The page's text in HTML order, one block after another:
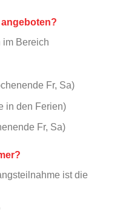
im Bereich
Fr, Sa)
in den Ferien)
Fr, Sa)
ist die